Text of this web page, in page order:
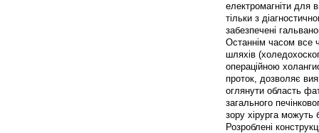
електромагніти для
тільки з
забезпечені
Останнім часом все
шляхів
операційною
проток, дозволяє
оглянути область
загального
зору хірурга можуть
Розроблені